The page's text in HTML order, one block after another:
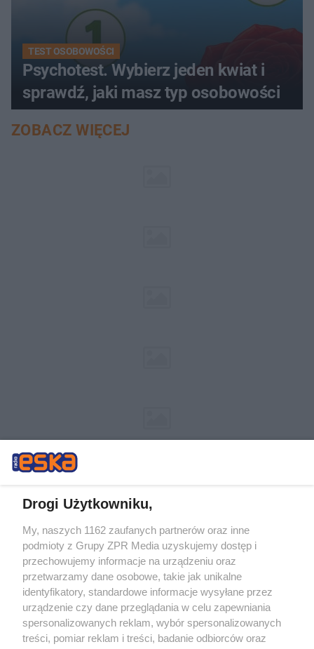
TEST OSOBOWOŚCI
Psychotest. Wybierz jeden kwiat i
sprawdź, jaki masz typ osobowości
ZOBACZ WIĘCEJ
Żaden utwór zamieszczony w serwisie nie może być powielany i
rozpowszechniany lub dalej rozpowszechniany w jakikolwiek sposób (w
tym także elektroniczny lub mechaniczny) na jakimkolwiek polu
eksploatacji w jakiejkolwiek formie, włącznie z umieszczaniem w
Internecie bez pisemnej zgody właściciela praw. Jakiekolwiek użycie lub
wykorzystanie utworów w całości lub w części z naruszeniem prawa,
tzn. bez właściwej zgody, jest zabronione pod groźbą kary i może być
ścigane prawnie.
Drogi Użytkowniku,
My, naszych 1162 zaufanych partnerów oraz inne
podmioty z Grupy ZPR Media uzyskujemy dostęp i
przechowujemy informacje na urządzeniu oraz
przetwarzamy dane osobowe, takie jak unikalne
identyfikatory, standardowe informacje wysyłane przez
urządzenie czy dane przeglądania w celu zapewniania
spersonalizowanych reklam, wybór spersonalizowanych
treści, pomiar reklam i treści, badanie odbiorców oraz